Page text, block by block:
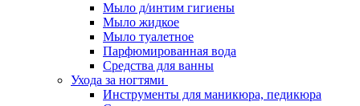
Мыло д/интим гигиены
Мыло жидкое
Мыло туалетное
Парфюмированная вода
Средства для ванны
Ухода за ногтями
Инструменты для маникюра, педикюра